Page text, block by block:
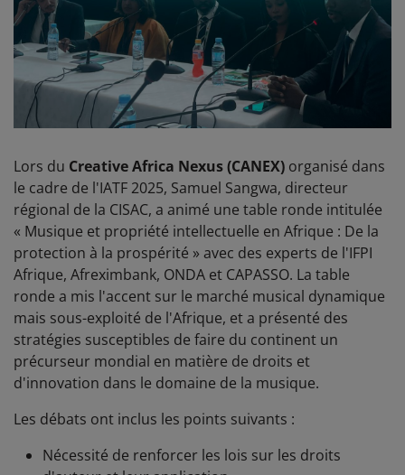
Lors du Creative Africa Nexus (CANEX) organisé dans
le cadre de l'IATF 2025, Samuel Sangwa, directeur
régional de la CISAC, a animé une table ronde intitulée
« Musique et propriété intellectuelle en Afrique : De la
protection à la prospérité » avec des experts de l'IFPI
Afrique, Afreximbank, ONDA et CAPASSO. La table
ronde a mis l'accent sur le marché musical dynamique
mais sous-exploité de l'Afrique, et a présenté des
stratégies susceptibles de faire du continent un
précurseur mondial en matière de droits et
d'innovation dans le domaine de la musique.
Les débats ont inclus les points suivants :
Nécessité de renforcer les lois sur les droits